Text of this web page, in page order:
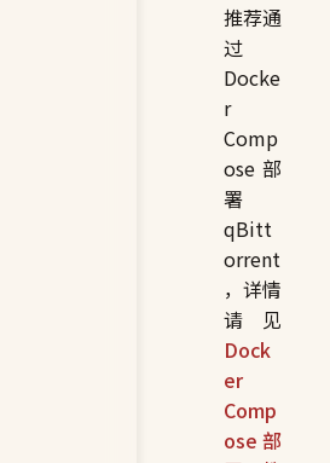
推荐通
过
Docke
r
Comp
ose 部
署
qBitt
orrent
，详情
请见
Dock
er
Comp
ose 部